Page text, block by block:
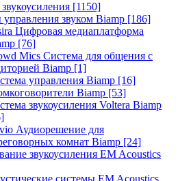
[1150]
звуком Biamp [186]
Цифровая медиаплатформа
[76]
Mics Система для общения с
Biamp [1]
управления Biamp [16]
Biamp [53]
звукоусиления Voltera Biamp
Аудиорешение для
комнат Biamp [24]
звукоусиления EM Acoustics
системы EM Acoustics